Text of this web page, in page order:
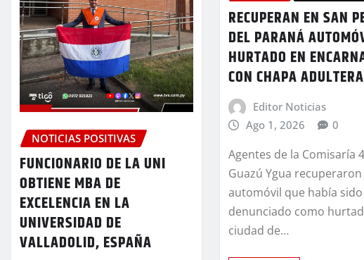
NOTICIAS POSITIVAS
FUNCIONARIO DE LA UNI
OBTIENE MBA DE
EXCELENCIA EN LA
UNIVERSIDAD DE
VALLADOLID, ESPAÑA
RECUPERAN EN SAN
DEL PARANÁ
HURTADO EN
CON CHAPA
Editor Noticias
Ago 1, 2026
0
Agentes de la Comisaría
Guazú Ygua
automóvil que había sido
denunciado como
ciudad de…